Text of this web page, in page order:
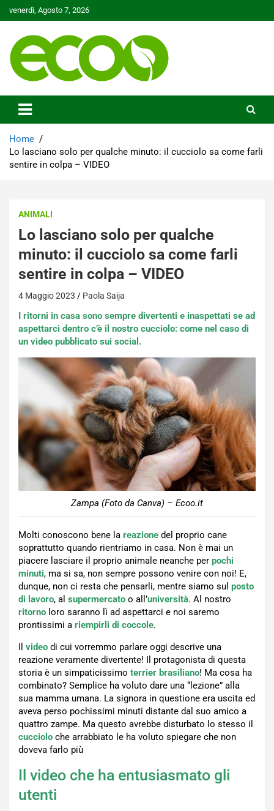
to
venerdì, Agosto 7, 2026
Ecoo.it
Home
Lo lasciano solo per qualche minuto: il cucciolo sa come farli
sentire in colpa – VIDEO
ANIMALI
Lo lasciano solo per qualche
minuto: il cucciolo sa come farli
sentire in colpa – VIDEO
4 Maggio 2023 Paola Saija
I ritorni in casa sono sempre divertenti e inaspettati se ad
aspettarci dentro c’è il nostro cucciolo: come nel caso di
un video pubblicato sui social.
Zampa (Foto da Canva) – Ecoo.it
Molti conoscono bene la reazione del proprio cane
soprattutto quando rientriamo in casa. Non è mai un
piacere lasciare il proprio animale neanche per pochi
minuti, ma si sa, non sempre possono venire con noi! E,
dunque, non ci resta che pensarli, mentre siamo sul posto
di lavoro, al supermercato o all’università. Al nostro
ritorno loro saranno lì ad aspettarci e noi saremo
prontissimi a riempirli di coccole.
Il video di cui vorremmo parlare oggi descrive una
reazione veramente divertente! Il protagonista di questa
storia è un simpaticissimo terrier brasiliano! Ma cosa ha
combinato? Semplice ha voluto dare una “lezione” alla
sua mamma umana. La signora in questione era uscita ed
aveva perso pochissimi minuti distante dal suo amico a
quattro zampe. Ma questo avrebbe disturbato lo stesso il
cucciolo che arrabbiato le ha voluto spiegare che non
doveva farlo più
Il video che ha entusiasmato gli
utenti